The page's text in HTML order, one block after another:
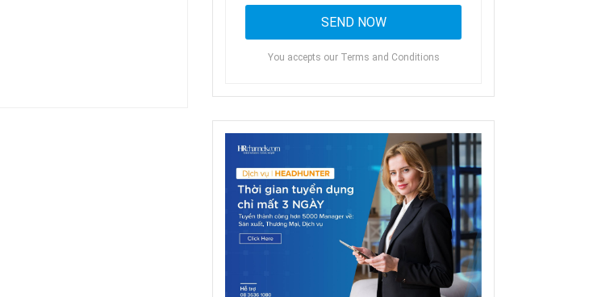
You accepts our Terms and Conditions